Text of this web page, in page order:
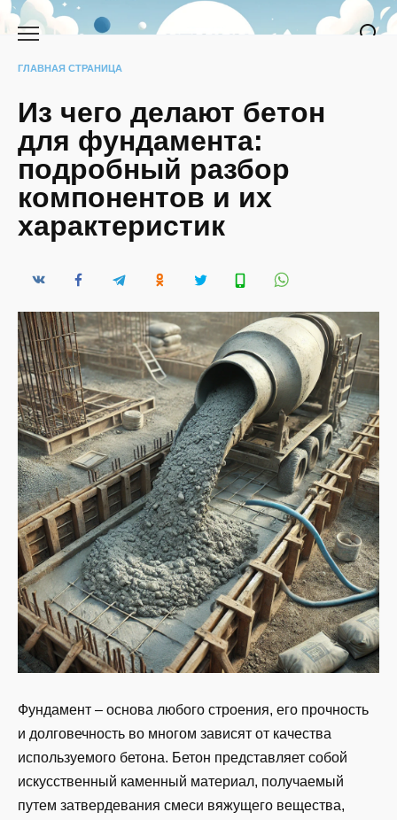
Перейти
ГЛАВНАЯ СТРАНИЦА
Из чего делают бетон
для фундамента:
подробный разбор
компонентов и их
характеристик
Фундамент – основа любого строения, его прочность
и долговечность во многом зависят от качества
используемого бетона. Бетон представляет собой
искусственный каменный материал, получаемый
путем затвердевания смеси вяжущего вещества,